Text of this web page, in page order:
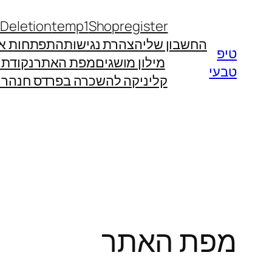
טיפ
טבעי
register
Shop
temp1
החשבון שליהצהרת נגישותהתפתחות
מילון מושגיםמפת האתר
קליניקה להשכרה בפרדס חנה
מפת האתר